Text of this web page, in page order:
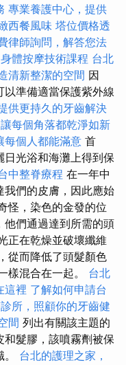
專業養護中心，提供
西餐風味 塔位價格透
律師詢問，解答您法
身體按摩技術課程 台北
清新整潔的空間 因
準備適當保護紫外線
供更持久的牙齒解決
每個角落都乾淨如新
每個人都能滿意 首
日光浴和海灘上得到保
中整脊療程 在一年中
我們的皮膚，因此應始
怪，染色的金發的位
他們通過達到所需的頭
正在乾燥並破壞纖維
從而降低了頭髮顏色
樣混合在一起。 台北
這裡 了解如何申請台
所，照顧你的牙齒健
間 列出有關該主題的
和髮膠，該噴霧劑被保
台北的護理之家，